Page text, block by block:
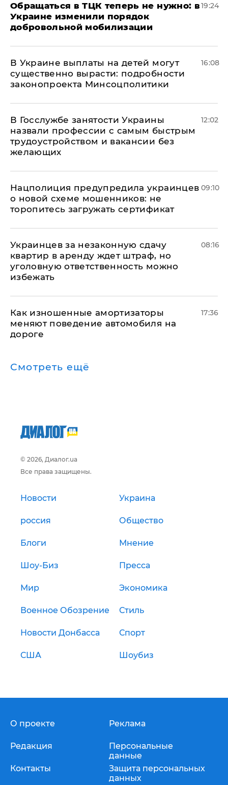
Обращаться в ТЦК теперь не нужно: в
Украине изменили порядок
добровольной мобилизации
19:24
В Украине выплаты на детей могут
существенно вырасти: подробности
законопроекта Минсоцполитики
16:08
В Госслужбе занятости Украины
назвали профессии с самым быстрым
трудоустройством и вакансии без
желающих
12:02
Нацполиция предупредила украинцев
о новой схеме мошенников: не
торопитесь загружать сертификат
09:10
Украинцев за незаконную сдачу
квартир в аренду ждет штраф, но
уголовную ответственность можно
избежать
08:16
Как изношенные амортизаторы
меняют поведение автомобиля на
дороге
17:36
Смотреть ещё
© 2026, Диалог.ua
Все права защищены.
Новости Украина
россия Общество
Блоги Мнение
Шоу-Биз Пресса
Мир Экономика
Военное Обозрение Стиль
Новости Донбасса Спорт
США Шоубиз
О проекте
Редакция
Контакты
Реклама
Персональные
данные
Защита персональных
данных